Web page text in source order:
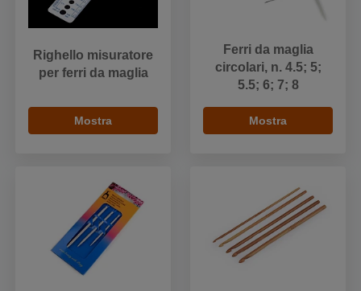
Righello misuratore
per ferri da maglia
Mostra
Ferri da maglia
circolari, n. 4.5; 5;
5.5; 6; 7; 8
Mostra